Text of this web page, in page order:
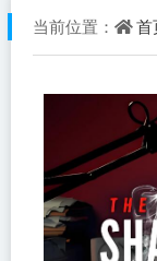
当前位置： 首